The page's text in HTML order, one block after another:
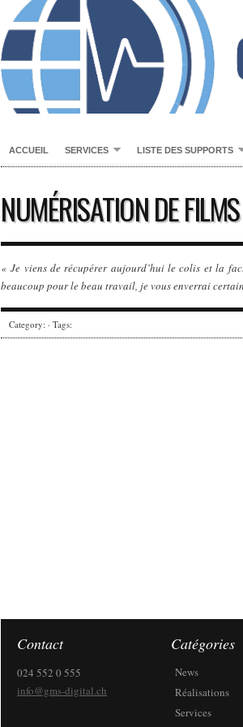
ACCUEIL SERVICES LISTE DES SUPPORTS
NUMÉRISATION DE
« Je viens de récupérer aujourd’hui le colis et la
beaucoup pour le beau travail, je vous enverrai
Category: · Tags:
Contact
024 552 0 555
info@gms-digital.ch
Catégories
News
Réalisations
Services